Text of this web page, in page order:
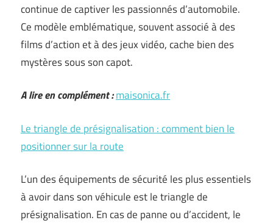
continue de captiver les passionnés d’automobile.
Ce modèle emblématique, souvent associé à des
films d’action et à des jeux vidéo, cache bien des
mystères sous son capot.
A lire en complément :maisonica.fr
Le triangle de présignalisation : comment bien le
positionner sur la route
L’un des équipements de sécurité les plus essentiels
à avoir dans son véhicule est le triangle de
présignalisation. En cas de panne ou d’accident, le